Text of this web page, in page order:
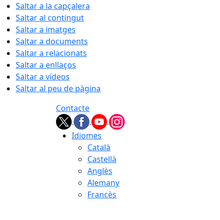
Saltar a la capçalera
Saltar al contingut
Saltar a imatges
Saltar a documents
Saltar a relacionats
Saltar a enllaços
Saltar a vídeos
Saltar al peu de pàgina
Contacte
Idiomes
Català
Castellà
Anglès
Alemany
Francès